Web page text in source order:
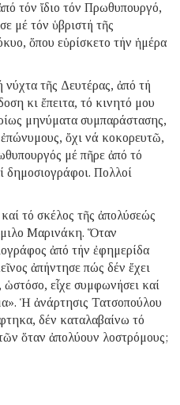
τόν ἴδιο τόν Πρωθυπουργό,
μέ τόν ὑβριστή τῆς
ὅπου εὑρίσκετο τήν ἡμέρα
νύχτα τῆς Δευτέρας, ἀπό τή
κι ἔπειτα, τό κινητό μου
μηνύματα συμπαράστασης,
ὄχι νά κοκορευτῶ,
μέ πῆρε ἀπό τό
Πολλοί
τό σκέλος τῆς ἀπολύσεώς
Μαρινάκη. Ὅταν
ἀπό τήν ἐφημερίδα
ἀπήντησε πώς δέν ἔχει
εἶχε συμφωνήσει καί
Ἡ ἀνάρτησις Τατσοπούλου
δέν καταλαβαίνω τό
ὅταν ἀπολύουν λοστρόμους;